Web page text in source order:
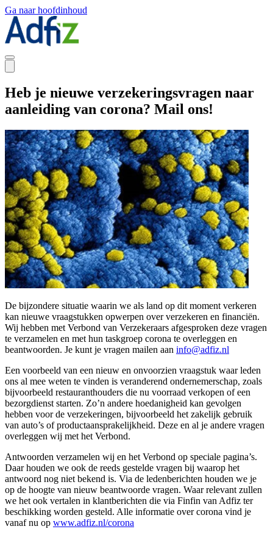
Ga naar hoofdinhoud
Heb je nieuwe verzekeringsvragen naar
aanleiding van corona? Mail ons!
De bijzondere situatie waarin we als land op dit moment verkeren
kan nieuwe vraagstukken opwerpen over verzekeren en financiën.
Wij hebben met Verbond van Verzekeraars afgesproken deze vragen
te verzamelen en met hun taskgroep corona te overleggen en
beantwoorden. Je kunt je vragen mailen aan info@adfiz.nl
Een voorbeeld van een nieuw en onvoorzien vraagstuk waar leden
ons al mee weten te vinden is veranderend ondernemerschap, zoals
bijvoorbeeld restauranthouders die nu voorraad verkopen of een
bezorgdienst starten. Zo’n andere hoedanigheid kan gevolgen
hebben voor de verzekeringen, bijvoorbeeld het zakelijk gebruik
van auto’s of productaansprakelijkheid. Deze en al je andere vragen
overleggen wij met het Verbond.
Antwoorden verzamelen wij en het Verbond op speciale pagina’s.
Daar houden we ook de reeds gestelde vragen bij waarop het
antwoord nog niet bekend is. Via de ledenberichten houden we je
op de hoogte van nieuw beantwoorde vragen. Waar relevant zullen
we het ook vertalen in klantberichten die via Finfin van Adfiz ter
beschikking worden gesteld. Alle informatie over corona vind je
vanaf nu op www.adfiz.nl/corona